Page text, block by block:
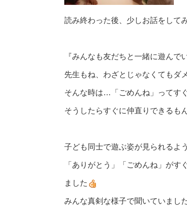
読み終わった後、少しお話をして
『みんなも友だちと一緒に遊ん
先生もね、わざとじゃなくてもダ
そんな時は…「ごめんね」ってす
そうしたらすぐに仲直りできるも
子ども同士で遊ぶ姿が見られるよ
「ありがとう」「ごめんね」が
ました
みんな真剣な様子で聞いていまし